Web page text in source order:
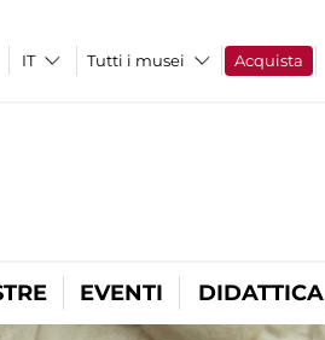
Tutti i musei Acquista
EVENTI DIDATTICA